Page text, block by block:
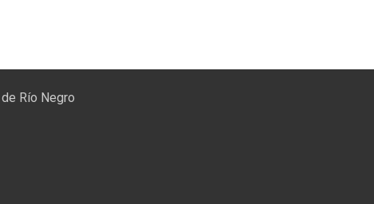
Río Negro